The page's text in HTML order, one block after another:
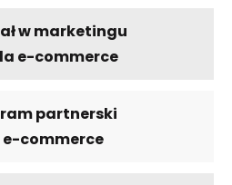
w marketingu
e-commerce
partnerski
commerce